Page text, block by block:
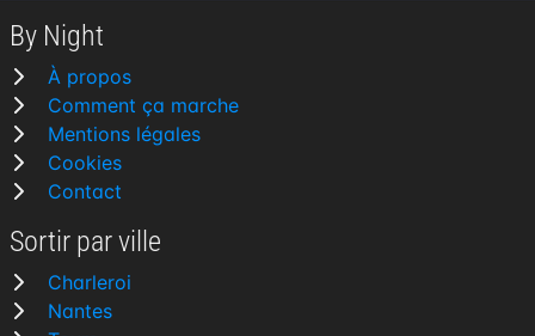
By Night
À propos
Comment ça marche
Mentions légales
Cookies
Contact
Sortir par ville
Charleroi
Nantes